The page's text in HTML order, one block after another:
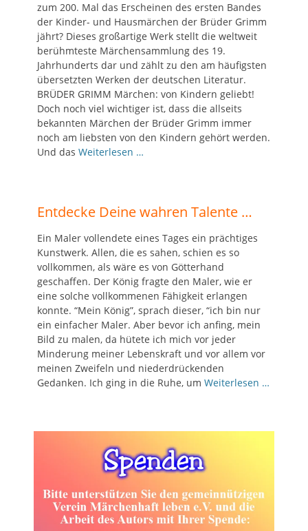
zum 200. Mal das Erscheinen des ersten Bandes
der Kinder- und Hausmärchen der Brüder Grimm
jährt? Dieses großartige Werk stellt die weltweit
berühmteste Märchensammlung des 19.
Jahrhunderts dar und zählt zu den am häufigsten
übersetzten Werken der deutschen Literatur.
BRÜDER GRIMM Märchen: von Kindern geliebt!
Doch noch viel wichtiger ist, dass die allseits
bekannten Märchen der Brüder Grimm immer
noch am liebsten von den Kindern gehört werden.
Und das Weiterlesen …
Entdecke Deine wahren Talente …
Ein Maler vollendete eines Tages ein prächtiges
Kunstwerk. Allen, die es sahen, schien es so
vollkommen, als wäre es von Götterhand
geschaffen. Der König fragte den Maler, wie er
eine solche vollkommenen Fähigkeit erlangen
konnte. “Mein König”, sprach dieser, “ich bin nur
ein einfacher Maler. Aber bevor ich anfing, mein
Bild zu malen, da hütete ich mich vor jeder
Minderung meiner Lebenskraft und vor allem vor
meinen Zweifeln und niederdrückenden
Gedanken. Ich ging in die Ruhe, um Weiterlesen …